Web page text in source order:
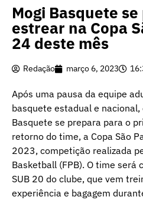
Mogi Basquete
estrear na Copa
24 deste mês
Redação março 6, 2023
Após uma pausa da equipe
basquete estadual e nacional,
Basquete se prepara para o
retorno do time, a Copa São
2023, competição realizada
Basketball (FPB). O time será
SUB 20 do clube, que vem
experiência e bagagem